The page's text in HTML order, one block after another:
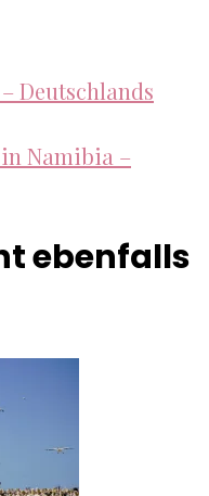
Deutschlands
Namibia –
ebenfalls